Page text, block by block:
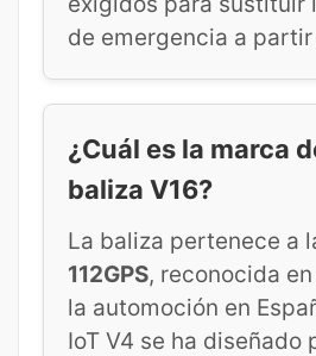
de emergencia a
¿Cuál es la marca
baliza V16?
La baliza pertenece a
112GPS, reconocida
la automoción en
IoT V4 se ha diseñado